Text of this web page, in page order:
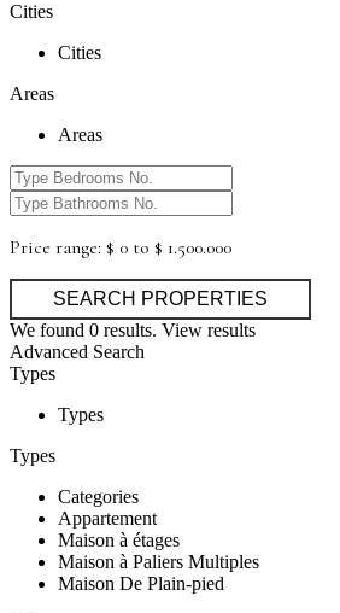
Cities
Cities
Areas
Areas
Price range: $ 0 to $ 1.500.000
We found 0 results. View results
Advanced Search
Types
Types
Types
Categories
Appartement
Maison à étages
Maison à Paliers Multiples
Maison De Plain-pied